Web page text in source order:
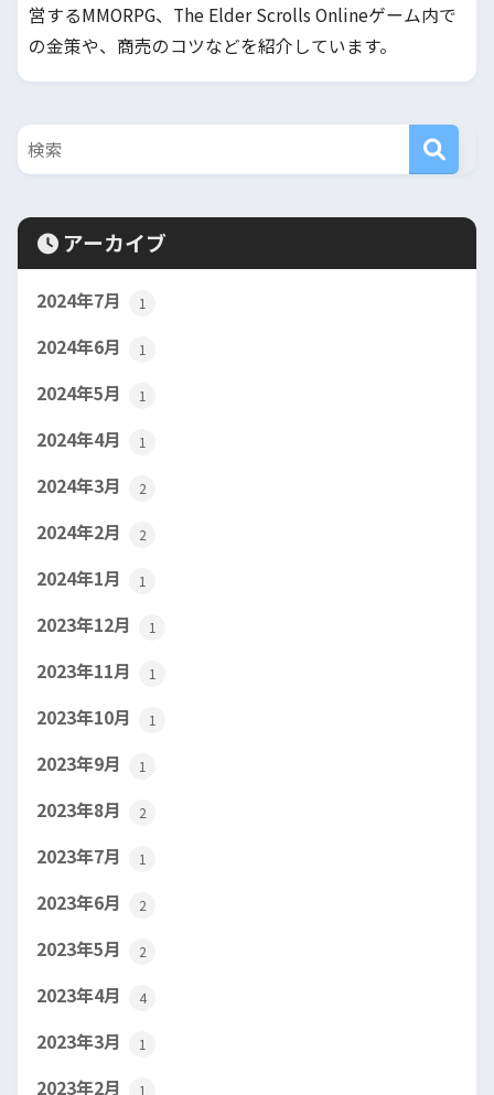
営するMMORPG、The Elder Scrolls Onlineゲーム内で
の金策や、商売のコツなどを紹介しています。
アーカイブ
2024年7月 1
2024年6月 1
2024年5月 1
2024年4月 1
2024年3月 2
2024年2月 2
2024年1月 1
2023年12月 1
2023年11月 1
2023年10月 1
2023年9月 1
2023年8月 2
2023年7月 1
2023年6月 2
2023年5月 2
2023年4月 4
2023年3月 1
2023年2月 1